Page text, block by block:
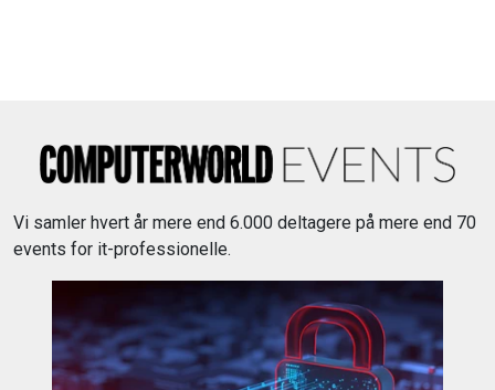
Vi samler hvert år mere end 6.000 deltagere på mere end 70
events for it-professionelle.